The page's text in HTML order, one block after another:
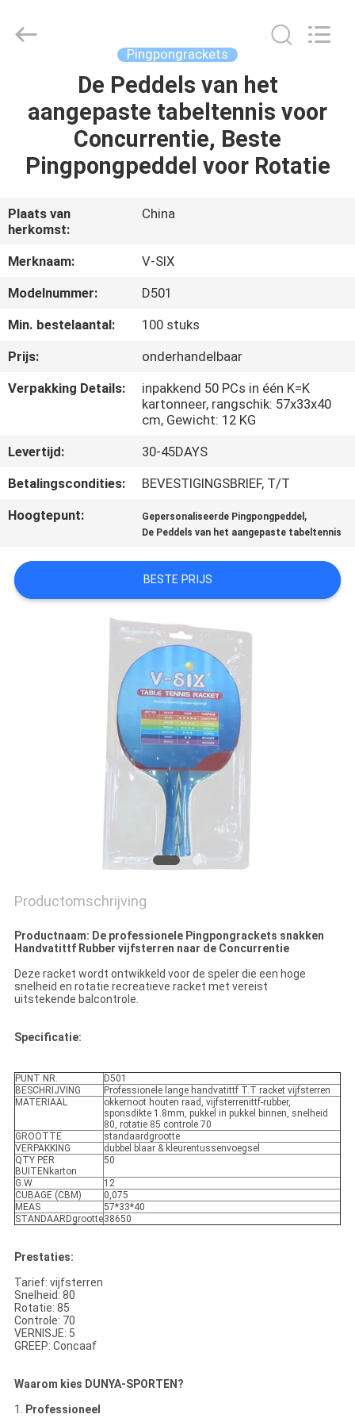
PRODUCTEN
ONS
FABRIEKSTOCHT
KWALITEITSCONTROLE
NEEM
CONTACT
ONS
OP
VRAAG
OFFERTE
Ltd..
Pingpongrackets
De Peddels van het
aangepaste tabeltennis voor
Concurrentie, Beste
Pingpongpeddel voor Rotatie
Plaats van
herkomst:
China
Merknaam:
V-SIX
Modelnummer:
D501
Min. bestelaantal:
100 stuks
Prijs:
onderhandelbaar
Verpakking Details:
inpakkend 50 PCs in één K=K
kartonneer, rangschik: 57x33x40
cm, Gewicht: 12 KG
Levertijd:
30-45DAYS
Betalingscondities:
BEVESTIGINGSBRIEF, T/T
Hoogtepunt:
Gepersonaliseerde Pingpongpeddel ,
De Peddels van het aangepaste tabeltennis
BESTE PRIJS
Productomschrijving
Productnaam: De professionele Pingpongrackets snakken
Handvatittf Rubber vijfsterren naar de Concurrentie
Deze racket wordt ontwikkeld voor de speler die een hoge
snelheid en rotatie recreatieve racket met vereist
uitstekende balcontrole.
Specificatie:
PUNT NR.
D501
BESCHRIJVING
Professionele lange handvatittf T.T racket vijfsterren
MATERIAAL
okkernoot houten raad, vijfsterrenittf-rubber,
sponsdikte 1.8mm, pukkel in pukkel binnen, snelheid
80, rotatie 85 controle 70
GROOTTE
standaardgrootte
VERPAKKING
dubbel blaar & kleurentussenvoegsel
QTY PER
BUITENkarton
50
G.W.
12
CUBAGE (CBM)
0,075
MEAS
57*33*40
STANDAARDgrootte38650
Prestaties:
Tarief: vijfsterren
Snelheid: 80
Rotatie: 85
Controle: 70
VERNISJE: 5
GREEP: Concaaf
Waarom kies DUNYA-SPORTEN?
1. Professioneel